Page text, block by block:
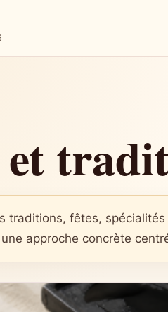
traditions, fêtes,
approche concrète